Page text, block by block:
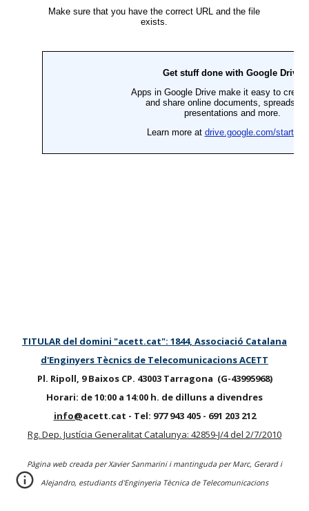
TITULAR del domini "acett.cat": 1844, Associació Catalana
d'Enginyers Tècnics de Telecomunicacions ACETT
Pl. Ripoll, 9 Baixos CP. 43003 Tarragona (G-43995968)
Horari: de 10:00 a 14:00 h. de dilluns a divendres
info@acett.cat - Tel: 977 943 405 - 691 203 212
Rg. Dep. Justícia Generalitat Catalunya: 42859-J/4 del 2/7/2010
Pàgina web creada per Xavier Sanmarini i mantinguda per Marc, Gerard i
Alejandro, estudiants d'Enginyeria Tècnica de Telecomunicacions